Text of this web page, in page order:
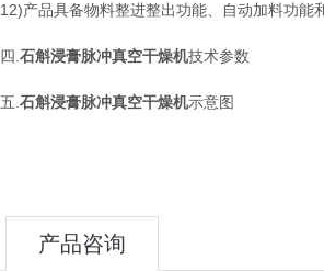
12)产品具备物料整进整出功能、自动加料功
四. 石斛浸膏脉冲真空干燥机技术参数
五. 石斛浸膏脉冲真空干燥机示意图
产品咨询